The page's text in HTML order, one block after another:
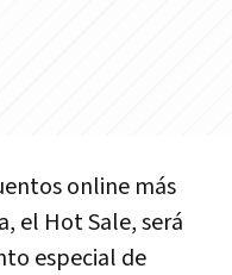
online más
el Hot Sale, será
especial de